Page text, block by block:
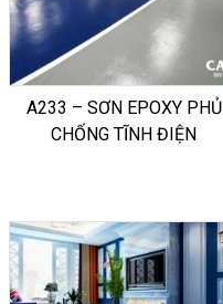
A233 – SƠN EPOXY PHỦ
CHỐNG TĨNH ĐIỆN